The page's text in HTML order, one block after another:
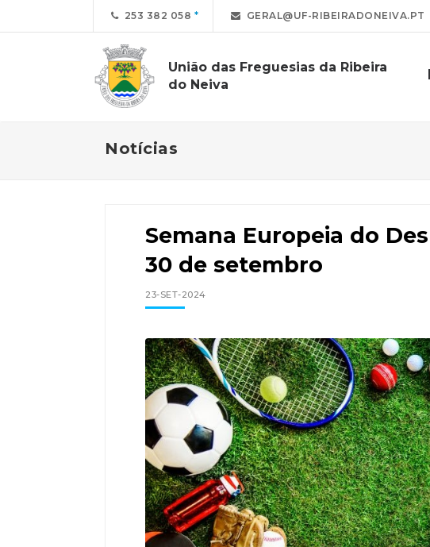
253 382 058 GERAL@UF-RIBEIRADONEIVA.PT
União das Freguesias da Ribeira
do Neiva
Notícias
Semana Europeia do
30 de setembro
23-SET-2024